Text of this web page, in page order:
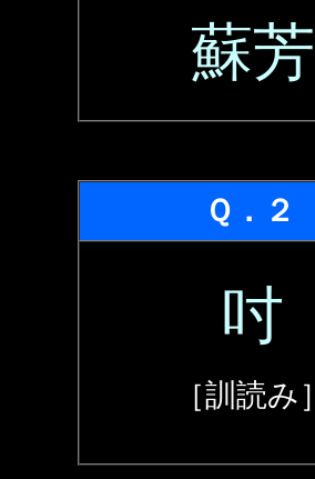
蘇芳
Ｑ．２
吋
［訓読み］